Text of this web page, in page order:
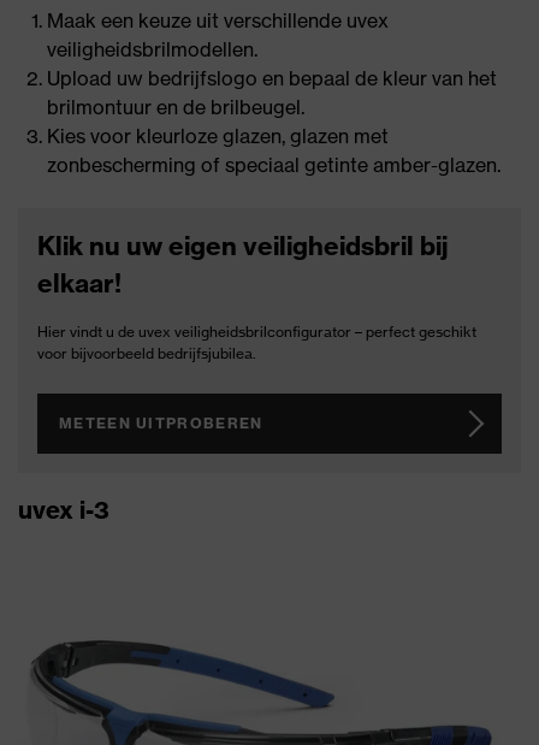
Maak een keuze uit verschillende uvex
veiligheidsbrilmodellen.
Upload uw bedrijfslogo en bepaal de kleur van het
brilmontuur en de brilbeugel.
Kies voor kleurloze glazen, glazen met
zonbescherming of speciaal getinte amber-glazen.
Klik nu uw eigen veiligheidsbril bij
elkaar!
Hier vindt u de uvex veiligheidsbrilconfigurator – perfect geschikt
voor bijvoorbeeld bedrijfsjubilea.
METEEN UITPROBEREN
uvex i-3